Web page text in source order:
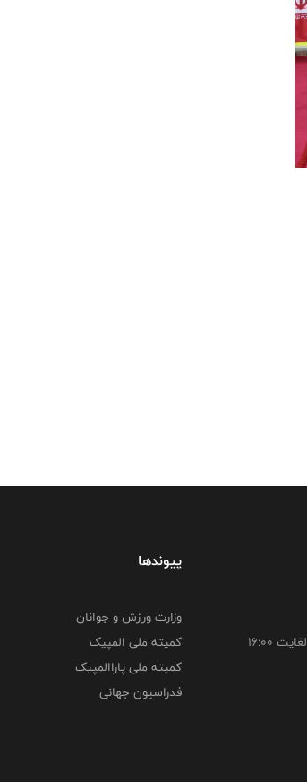
پیوندها
وزارت ورزش و جوانان
کمیته ملی المپیک
کمیته ملی پاراالمپیک
فدراسیون جهانی